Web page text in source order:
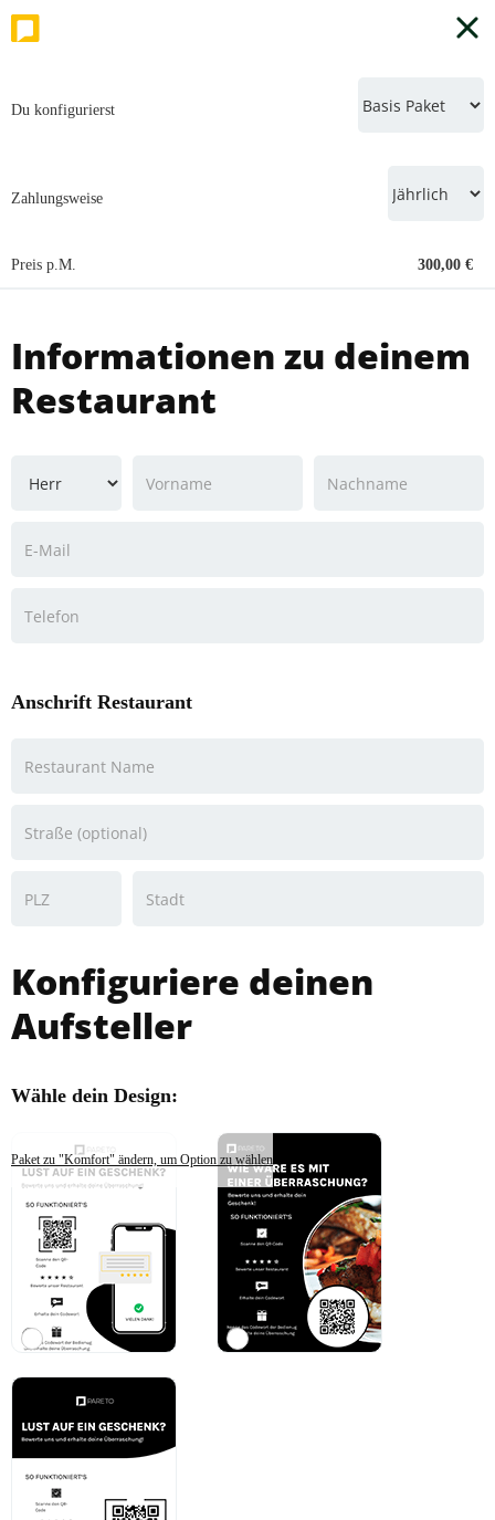
Du konfigurierst
Zahlungsweise
Preis p.M. 300,00 €
Informationen zu deinem
Restaurant
Anschrift Restaurant
Konfiguriere deinen
Aufsteller
Wähle dein Design:
Paket zu "Komfort" ändern, um Option zu wählen